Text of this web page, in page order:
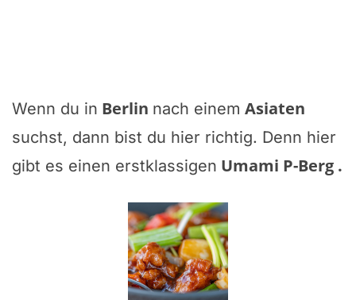
Wenn du in Berlin nach einem Asiaten
suchst, dann bist du hier richtig. Denn hier
gibt es einen erstklassigen Umami P-Berg .